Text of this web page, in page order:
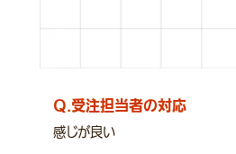
Q.受注担当者の対応
感じが良い